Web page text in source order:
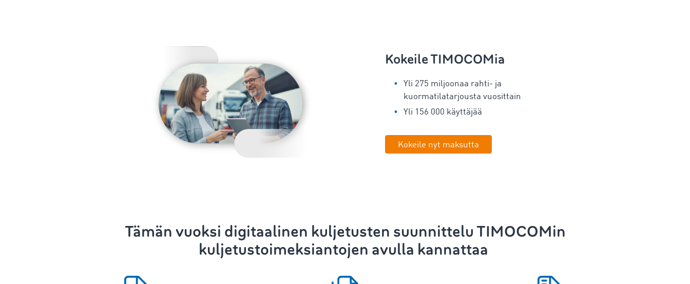
Kokeile TIMOCOMia
Yli 275 miljoonaa rahti- ja
kuormatilatarjousta vuosittain
Yli 156 000 käyttäjää
Kokeile nyt maksutta
Tämän vuoksi digitaalinen kuljetusten suunnitteluTIMOCOMin
kuljetustoimeksiantojen avulla kannattaa